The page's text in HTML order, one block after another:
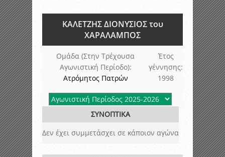
ΚΑΛΕΤΖΗΣ ΔΙΟΝΥΣΙΟΣ του
ΧΑΡΑΛΑΜΠΟΣ
Ομάδα (Στην Τρέχουσα
Αγωνιστική Περίοδο):
Ατρόμητος Πατρών
Έτος
γέννησης:
1998
ΣΥΝΟΠΤΙΚΑ
Δεν έχει συμμετάσχει σε κάποιον αγώνα